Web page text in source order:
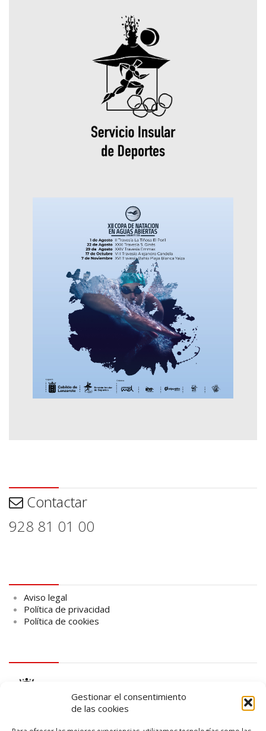
Gestionar el consentimiento
de las cookies
Contactar
928 81 01 00
Aviso legal
Política de privacidad
Política de cookies